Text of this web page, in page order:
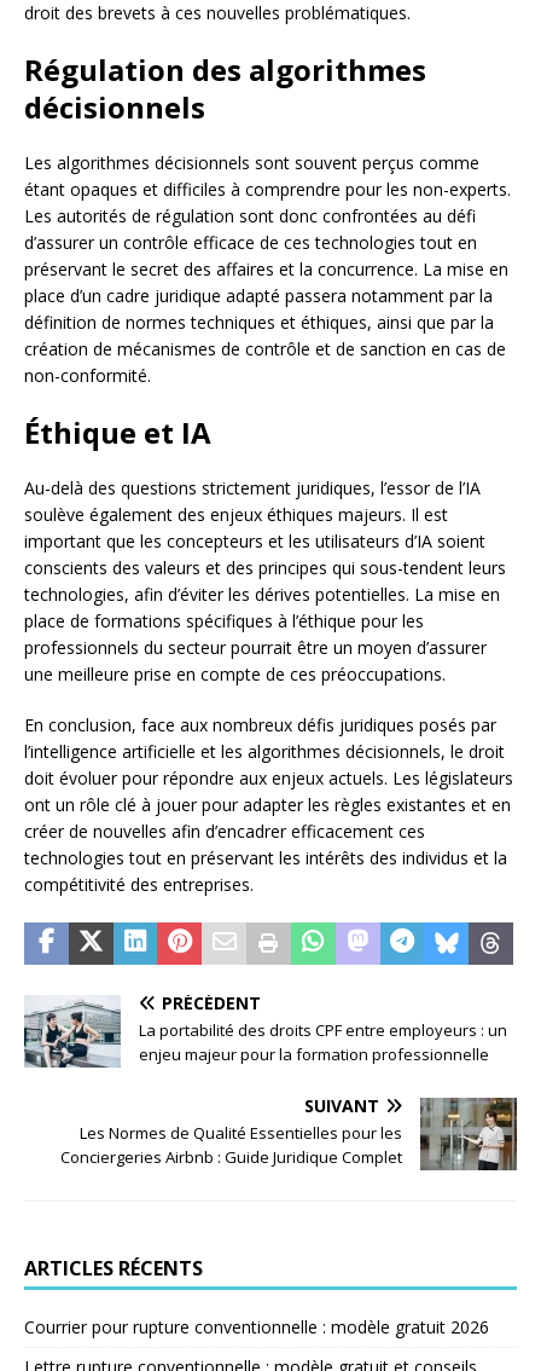
droit des brevets à ces nouvelles problématiques.
Régulation des algorithmes
décisionnels
Les algorithmes décisionnels sont souvent perçus comme
étant opaques et difficiles à comprendre pour les non-experts.
Les autorités de régulation sont donc confrontées au défi
d’assurer un contrôle efficace de ces technologies tout en
préservant le secret des affaires et la concurrence. La mise en
place d’un cadre juridique adapté passera notamment par la
définition de normes techniques et éthiques, ainsi que par la
création de mécanismes de contrôle et de sanction en cas de
non-conformité.
Éthique et IA
Au-delà des questions strictement juridiques, l’essor de l’IA
soulève également des enjeux éthiques majeurs. Il est
important que les concepteurs et les utilisateurs d’IA soient
conscients des valeurs et des principes qui sous-tendent leurs
technologies, afin d’éviter les dérives potentielles. La mise en
place de formations spécifiques à l’éthique pour les
professionnels du secteur pourrait être un moyen d’assurer
une meilleure prise en compte de ces préoccupations.
En conclusion, face aux nombreux défis juridiques posés par
l’intelligence artificielle et les algorithmes décisionnels, le droit
doit évoluer pour répondre aux enjeux actuels. Les législateurs
ont un rôle clé à jouer pour adapter les règles existantes et en
créer de nouvelles afin d’encadrer efficacement ces
technologies tout en préservant les intérêts des individus et la
compétitivité des entreprises.
PRÉCÉDENT
La portabilité des droits CPF entre employeurs : un
enjeu majeur pour la formation professionnelle
SUIVANT
Les Normes de Qualité Essentielles pour les
Conciergeries Airbnb : Guide Juridique Complet
ARTICLES RÉCENTS
Courrier pour rupture conventionnelle : modèle gratuit 2026